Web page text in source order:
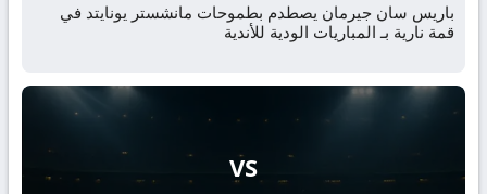
باريس سان جيرمان يصطدم بطموحات مانشستر يونايتد في
قمة نارية بـ المباريات الودية للأندية
VS